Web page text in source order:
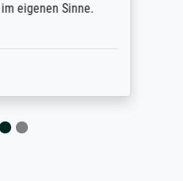
eigenen Sinne.